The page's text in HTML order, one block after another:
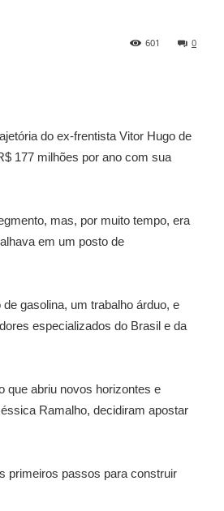
0
601
do ex-frentista Vitor Hugo de
177 milhões por ano com sua
mas, por muito tempo, era
em um posto de
gasolina, um trabalho árduo, e
especializados do Brasil e da
que abriu novos horizontes e
Ramalho, decidiram apostar
primeiros passos para construir